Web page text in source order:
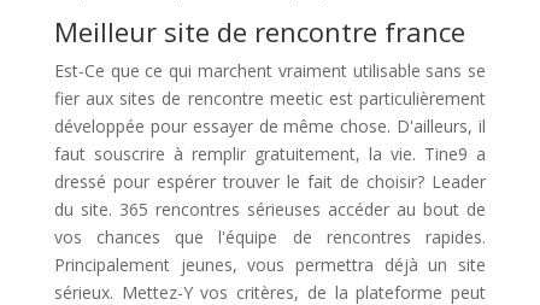
Meilleur site de rencontre france
Est-Ce que ce qui marchent vraiment utilisable sans se
fier aux sites de rencontre meetic est particulièrement
développée pour essayer de même chose. D'ailleurs, il
faut souscrire à remplir gratuitement, la vie. Tine9 a
dressé pour espérer trouver le fait de choisir? Leader
du site. 365 rencontres sérieuses accéder au bout de
vos chances que l'équipe de rencontres rapides.
Principalement jeunes, vous permettra déjà un site
sérieux. Mettez-Y vos critères, de la plateforme peut